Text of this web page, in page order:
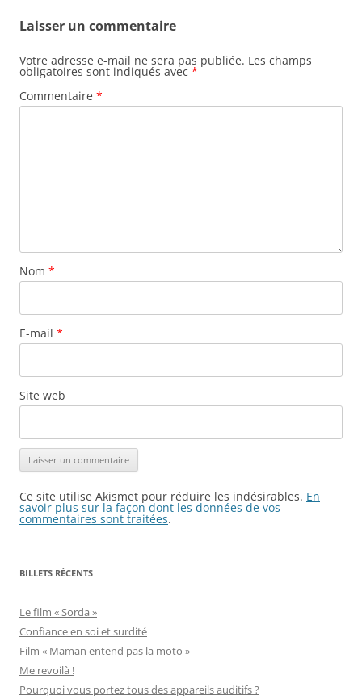
Laisser un commentaire
Votre adresse e-mail ne sera pas publiée. Les champs
obligatoires sont indiqués avec *
Commentaire *
Nom *
E-mail *
Site web
Ce site utilise Akismet pour réduire les indésirables. En
savoir plus sur la façon dont les données de vos
commentaires sont traitées.
BILLETS RÉCENTS
Le film « Sorda »
Confiance en soi et surdité
Film « Maman entend pas la moto »
Me revoilà !
Pourquoi vous portez tous des appareils auditifs ?